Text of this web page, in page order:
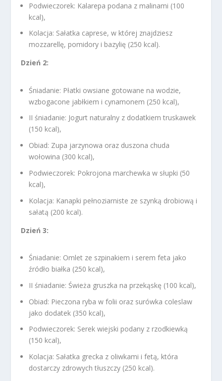
Podwieczorek: Kalarepa podana z malinami (100
kcal),
Kolacja: Sałatka caprese, w której znajdziesz
mozzarellę, pomidory i bazylię (250 kcal).
Dzień 2:
Śniadanie: Płatki owsiane gotowane na wodzie,
wzbogacone jabłkiem i cynamonem (250 kcal),
II śniadanie: Jogurt naturalny z dodatkiem truskawek
(150 kcal),
Obiad: Zupa jarzynowa oraz duszona chuda
wołowina (300 kcal),
Podwieczorek: Pokrojona marchewka w słupki (50
kcal),
Kolacja: Kanapki pełnoziarniste ze szynką drobiową i
sałatą (200 kcal).
Dzień 3:
Śniadanie: Omlet ze szpinakiem i serem feta jako
źródło białka (250 kcal),
II śniadanie: Świeża gruszka na przekąskę (100 kcal),
Obiad: Pieczona ryba w folii oraz surówka coleslaw
jako dodatek (350 kcal),
Podwieczorek: Serek wiejski podany z rzodkiewką
(150 kcal),
Kolacja: Sałatka grecka z oliwkami i fetą, która
dostarczy zdrowych tłuszczy (250 kcal).